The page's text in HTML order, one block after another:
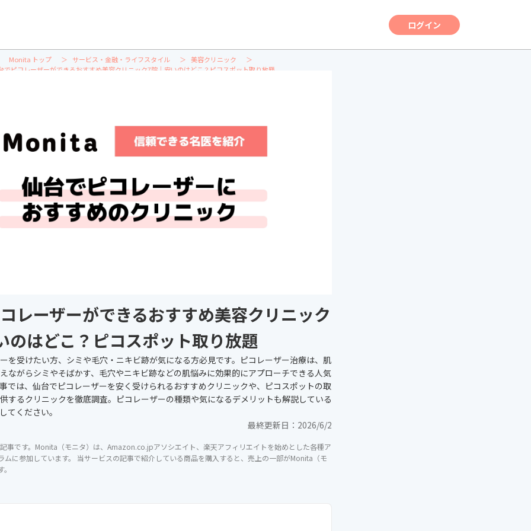
ログイン
Monita トップ サービス・金融・ライフスタイル
美容クリニック
でピコレーザーができるおすすめ美容クリニック7院｜安いのはどこ？ピコスポット取り放題
レーザーができるおすすめ美容クリニック
のはどこ？ピコスポット取り放題
を受けたい方、シミや毛穴・ニキビ跡が気になる方必見です。ピコレーザー治療は、肌
ながらシミやそばかす、毛穴やニキビ跡などの肌悩みに効果的にアプローチできる人気
では、仙台でピコレーザーを安く受けられるおすすめクリニックや、ピコスポットの取
するクリニックを徹底調査。ピコレーザーの種類や気になるデメリットも解説している
てください。
最終更新日： 2026/6/2
事です。Monita（モニタ）は、Amazon.co.jpアソシエイト、楽天アフィリエイトを始めとした各種ア
ムに参加しています。 当サービスの記事で紹介している商品を購入すると、売上の一部がMonita（モ